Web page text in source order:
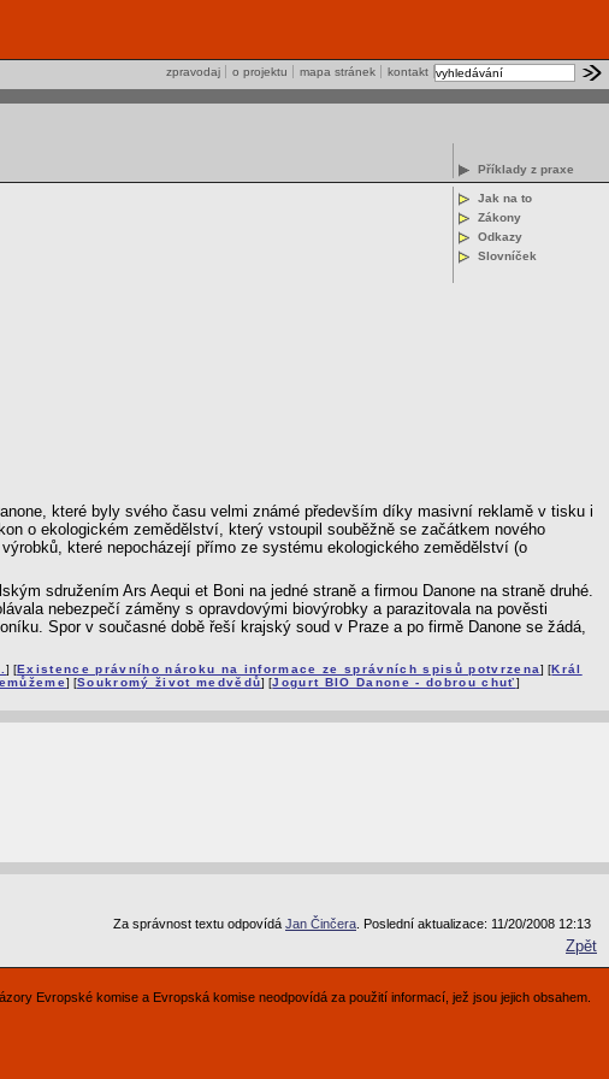
kontakt
mapa stránek
o projektu
zpravodaj
Příklady z praxe
Jak na to
Zákony
Odkazy
Slovníček
které byly svého času velmi známé především díky masivní reklamě v tisku i
o ekologickém zemědělství, který vstoupil souběžně se začátkem nového
které nepocházejí přímo ze systému ekologického zemědělství (o
sdružením Ars Aequi et Boni na jedné straně a firmou Danone na straně druhé.
nebezpečí záměny s opravdovými biovýrobky a parazitovala na pověsti
Spor v současné době řeší krajský soud v Praze a po firmě Danone se žádá,
] [Existence právního nároku na informace ze správních spisů potvrzena] [Král
] [Soukromý život medvědů] [Jogurt BIO Danone - dobrou chuť]
Za správnost textu odpovídá Jan Činčera . Poslední aktualizace: 11/20/2008 12:13
Zpět
Evropské komise a Evropská komise neodpovídá za použití informací, jež jsou jejich obsahem.